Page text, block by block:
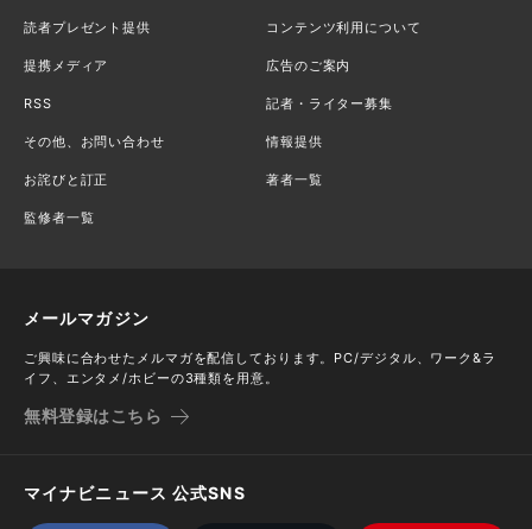
読者プレゼント提供 コンテンツ利用について
提携メディア 広告のご案内
RSS 記者・ライター募集
その他、お問い合わせ 情報提供
お詫びと訂正 著者一覧
監修者一覧
メールマガジン
ご興味に合わせたメルマガを配信しております。PC/デジタル、ワーク&ラ
イフ、エンタメ/ホビーの3種類を用意。
無料登録はこちら
マイナビニュース 公式SNS